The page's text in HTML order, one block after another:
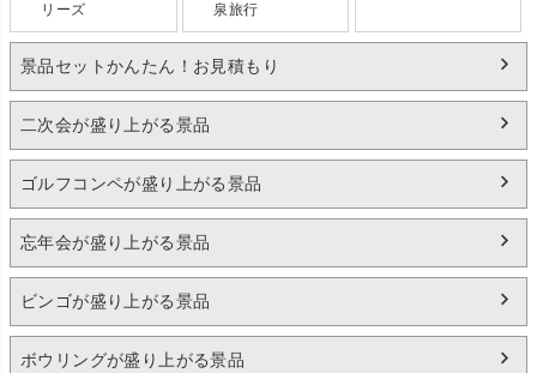
リーズ
泉旅行
景品セットかんたん！お見積もり
二次会が盛り上がる景品
ゴルフコンペが盛り上がる景品
忘年会が盛り上がる景品
ビンゴが盛り上がる景品
ボウリングが盛り上がる景品